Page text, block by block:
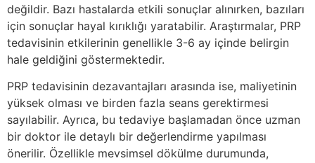
değildir. Bazı hastalarda etkili sonuçlar alınırken, bazıları
için sonuçlar hayal kırıklığı yaratabilir. Araştırmalar, PRP
tedavisinin etkilerinin genellikle 3-6 ay içinde belirgin
hale geldiğini göstermektedir.
PRP tedavisinin dezavantajları arasında ise, maliyetinin
yüksek olması ve birden fazla seans gerektirmesi
sayılabilir. Ayrıca, bu tedaviye başlamadan önce uzman
bir doktor ile detaylı bir değerlendirme yapılması
önerilir. Özellikle mevsimsel dökülme durumunda,